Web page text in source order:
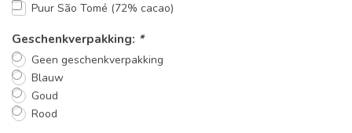
Puur São Tomé (72% cacao)
Geschenkverpakking: *
Geen geschenkverpakking
Blauw
Goud
Rood